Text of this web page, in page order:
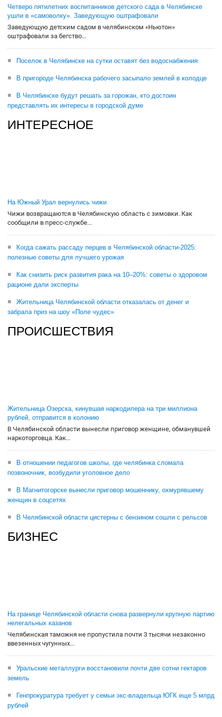
Четверо пятилетних воспитанников детского сада в Челябинске
ушли в «самоволку». Заведующую оштрафовали
Заведующую детским садом в челябинском «Ньютон»
оштрафовали за бегство...
Поселок в Челябинске на сутки оставят без водоснабжения
В пригороде Челябинска рабочего засыпало землей в колодце
В Челябинске будут решать за горожан, кто достоин
представлять их интересы в городской думе
ИНТЕРЕСНОЕ
На Южный Урал вернулись чижи
Чижи возвращаются в Челябинскую область с зимовки. Как
сообщили в пресс-службе...
Когда сажать рассаду перцев в Челябинской области-2025:
полезные советы для лучшего урожая
Как снизить риск развития рака на 10–20%: советы о здоровом
рационе дали эксперты
Жительница Челябинской области отказалась от денег и
забрала приз на шоу «Поле чудес»
ПРОИСШЕСТВИЯ
Жительница Озерска, кинувшая наркодилера на три миллиона
рублей, отправится в колонию
В Челябинской области вынесли приговор женщине, обманувшей
наркоторговца. Как...
В отношении педагогов школы, где челябинка сломала
позвоночник, возбудили уголовное дело
В Магнитогорске вынесли приговор мошеннику, охмурявшему
женщин в соцсетях
В Челябинской области цистерны с бензином сошли с рельсов
БИЗНЕС
На границе Челябинской области снова развернули крупную партию
нелегальных казанов
Челябинская таможня не пропустила почти 3 тысячи незаконно
ввезенных чугунных...
Уральские металлурги восстановили почти две сотни гектаров
земель
Генпрокуратура требует у семьи экс-владельца ЮГК еще 5 млрд
рублей